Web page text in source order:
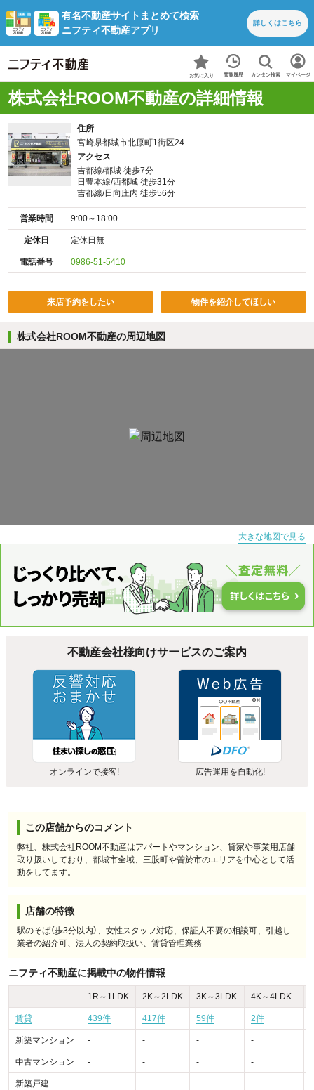
有名不動産サイトまとめて検索
ニフティ不動産アプリ
詳しくはこちら
お気に入り 閲覧履歴 カンタン検索 マイページ
株式会社ROOM不動産の詳細情報
住所
宮崎県都城市北原町1街区24
アクセス
吉都線/都城 徒歩7分
日豊本線/西都城 徒歩31分
吉都線/日向庄内 徒歩56分
営業時間 9:00～18:00
定休日 定休日無
電話番号 0986-51-5410
来店予約をしたい 物件を紹介してほしい
株式会社ROOM不動産の周辺地図
大きな地図で見る
不動産会社様向けサービスのご案内
オンラインで接客! 広告運用を自動化!
この店舗からのコメント
弊社、株式会社ROOM不動産はアパートやマンション、貸家や事業用店舗
取り扱いしており、都城市全域、三股町や曽於市のエリアを中心として活
動をしてます。
店舗の特徴
駅のそば（歩3分以内）、女性スタッフ対応、保証人不要の相談可、引越し
業者の紹介可、法人の契約取扱い、賃貸管理業務
ニフティ不動産に掲載中の物件情報
1R～1LDK 2K～2LDK 3K～3LDK 4K～4LDK
賃貸 439件 417件 59件 2件
新築マンション - - - -
中古マンション - - - -
新築戸建 - - - -